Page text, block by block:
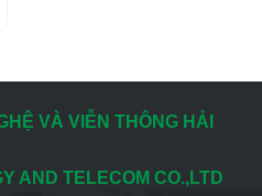
VÀ VIỄN THÔNG HẢI
AND TELECOM CO.,LTD